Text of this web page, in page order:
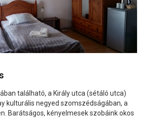
található, a Király utca (sétáló utca)
kulturális negyed szomszédságában, a
Barátságos, kényelmesek szobáink okos